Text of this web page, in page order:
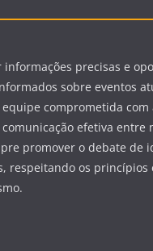
informações precisas e
sobre eventos
equipe comprometida
efetiva entre
promover o debate de
respeitando os princípios